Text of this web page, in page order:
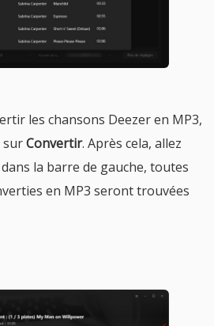
les chansons Deezer en MP3,
surConvertir. Après cela, allez
la barre de gauche, toutes
en MP3 seront trouvées